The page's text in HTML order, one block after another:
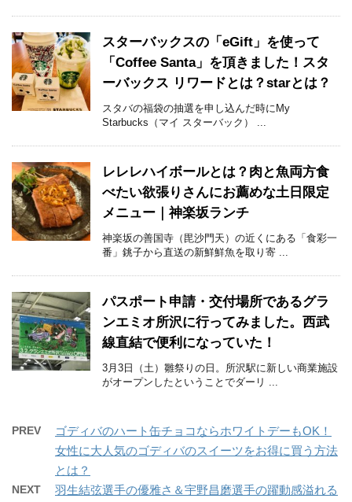
スターバックスの「eGift」を使って
「Coffee Santa」を頂きました！スタ
ーバックス リワードとは？starとは？
スタバの福袋の抽選を申し込んだ時にMy
Starbucks（マイ スターバック） ...
レレレハイボールとは？肉と魚両方食
べたい欲張りさんにお薦めな土日限定
メニュー｜神楽坂ランチ
神楽坂の善国寺（毘沙門天）の近くにある「食彩一
番」銚子から直送の新鮮鮮魚を取り寄 ...
パスポート申請・交付場所であるグラ
ンエミオ所沢に行ってみました。西武
線直結で便利になっていた！
3月3日（土）雛祭りの日。所沢駅に新しい商業施設
がオープンしたということでダーリ ...
PREV
ゴディバのハート缶チョコならホワイトデーもOK！
女性に大人気のゴディバのスイーツをお得に買う方法
とは？
NEXT
羽生結弦選手の優雅さ＆宇野昌磨選手の躍動感溢れる